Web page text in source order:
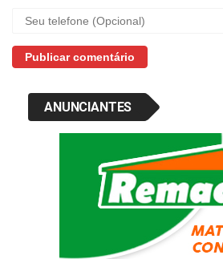
ANUNCIANTES